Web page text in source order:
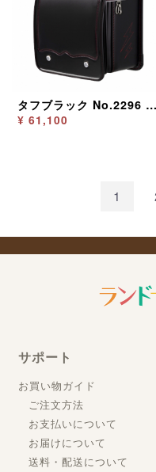
タフブラック No.2296 イナズマレッド
¥ 61,100
1
サポート
お買い物ガイド
ご注文方法
お支払いについて
お届けについて
送料・配送について